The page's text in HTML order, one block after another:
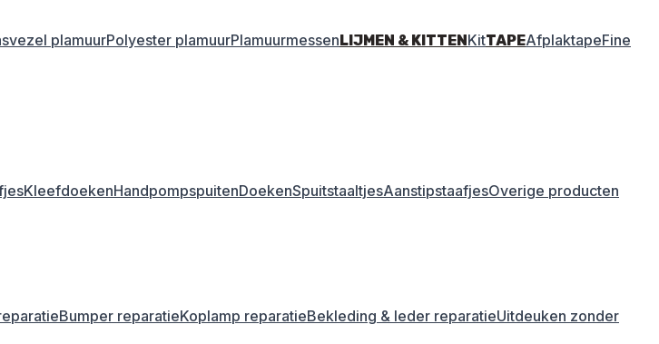
plamuurPolyester plamuurPlamuurmessenLIJMEN & KITTENKitTAPEAfplaktapeFine
KleefdoekenHandpompspuitenDoekenSpuitstaaltjesAanstipstaafjesOverige producten
Bumper reparatieKoplamp reparatieBekleding & leder reparatieUitdeuken zonder